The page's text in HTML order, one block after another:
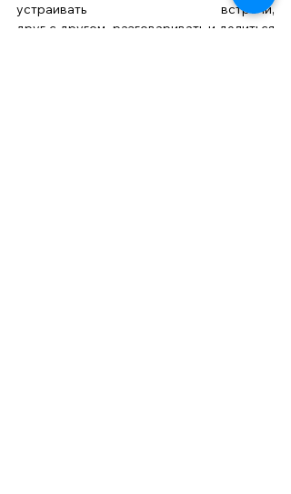
устраивать встречи,
друг с другом, разговаривать и делиться